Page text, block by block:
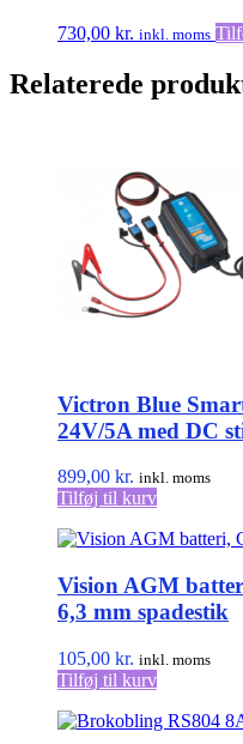
730,00 kr. inkl. moms
Relaterede
Victron Blue
24V/5A med DC
899,00 kr. inkl. moms
Tilføj til kurv
Vision AGM
6,3 mm spadestik
105,00 kr. inkl. moms
Tilføj til kurv